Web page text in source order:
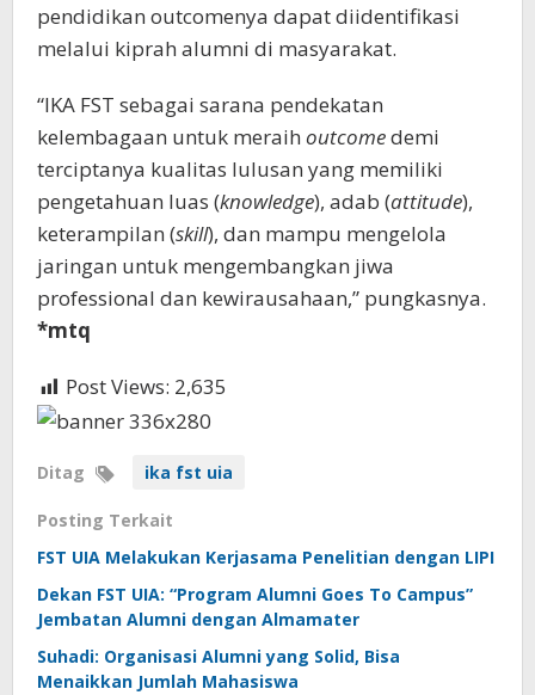
pendidikan outcomenya dapat diidentifikasi
melalui kiprah alumni di masyarakat.
“IKA FST sebagai sarana pendekatan
kelembagaan untuk meraih outcomedemi
terciptanya kualitas lulusan yang memiliki
pengetahuan luas (knowledge), adab (attitude),
keterampilan (skill), dan mampu mengelola
jaringan untuk mengembangkan jiwa
professional dan kewirausahaan,” pungkasnya.
*mtq
Post Views: 2,635
Ditag ika fst uia
Posting Terkait
FST UIA Melakukan Kerjasama Penelitian dengan LIPI
Dekan FST UIA: “Program Alumni Goes To Campus”
Jembatan Alumni dengan Almamater
Suhadi: Organisasi Alumni yang Solid, Bisa
Menaikkan Jumlah Mahasiswa